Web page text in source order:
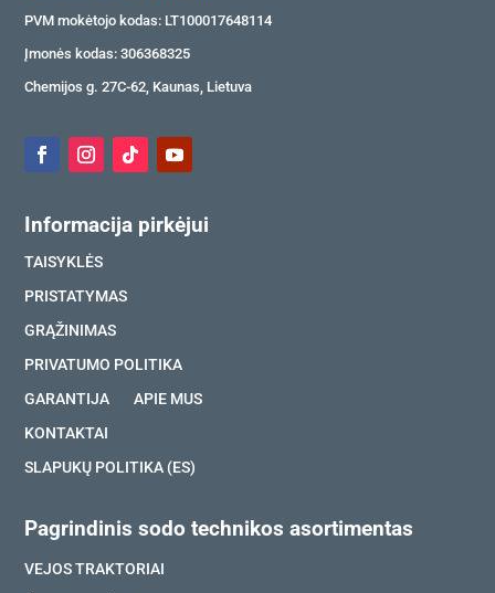
PVM mokėtojo kodas: LT100017648114
Įmonės kodas: 306368325
Chemijos g. 27C-62, Kaunas, Lietuva
Informacija pirkėjui
TAISYKLĖS
PRISTATYMAS
GRĄŽINIMAS
PRIVATUMO POLITIKA
GARANTIJA
APIE MUS
KONTAKTAI
SLAPUKŲ POLITIKA (ES)
Pagrindinis sodo technikos asortimentas
VEJOS TRAKTORIAI